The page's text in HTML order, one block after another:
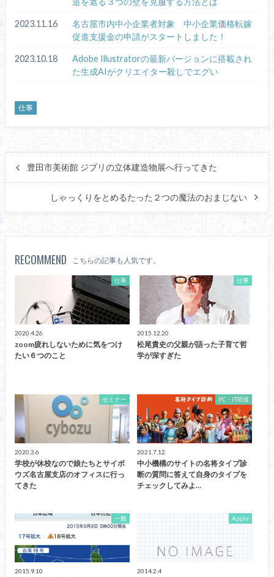
2023.11.16
名古屋市内中小企業者対象 中小企業価格転嫁
促進支援金の申請がスタートしました！
2023.10.18
Adobe Illustratorの最新バージョンに搭載され
た生成AIがクリエイター殺しでエグい
仕事
豊田市美術館 ジブリの立体建造物展へ行ってきた
しゃっくりをとめるたった２つの魔法のおまじない
RECOMMEND こちらの記事も人気です。
仕事
2020.4.26
zoom疲れしないために気をつけ
たい６つのこと
仕事
2015.12.20
松尾貴史の父親が語った子育て哲
学が深すぎた
セミナー
2020.3.6
学校が休校なので娘たちとサイボ
ウズ名古屋支店のオフィスに行っ
てきた
PC・IT関連
2021.7.12
中小機構のサイトの名将タイプ診
断の質問に答えて自身のタイプを
チェックしてみよ…
一般
2015.9.10
Apple
2014.2.4